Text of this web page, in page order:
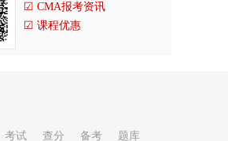
☑ CMA报考资讯
☑ 课程优惠
考试 查分 备考 题库